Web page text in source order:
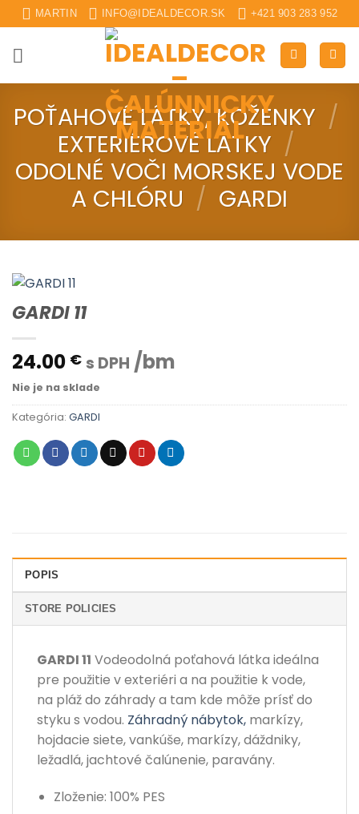
Skip
to
content
MARTIN INFO@IDEALDECOR.SK +421 903 283 952
POŤAHOVÉ LÁTKY, KOŽENKY /
EXTERIÉROVÉ LÁTKY /
ODOLNÉ VOČI MORSKEJ VODE
A CHLÓRU / GARDI
GARDI 11
24.00 € s DPH /bm
Nie je na sklade
Kategória: GARDI
POPIS
STORE POLICIES
GARDI 11 Vodeodolná poťahová látka ideálna
pre použitie v exteriéri a na použitie k vode,
na pláž do záhrady a tam kde môže prísť do
styku s vodou. Záhradný nábytok, markízy,
hojdacie siete, vankúše, markízy, dáždniky,
ležadlá, jachtové čalúnenie, paravány.
Zloženie: 100% PES